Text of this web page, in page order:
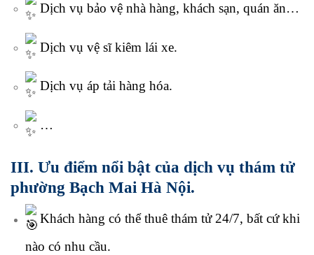
Dịch vụ bảo vệ nhà hàng, khách sạn, quán ăn…
Dịch vụ vệ sĩ kiêm lái xe.
Dịch vụ áp tải hàng hóa.
…
III. Ưu điểm nổi bật của dịch vụ thám tử
phường Bạch Mai Hà Nội.
Khách hàng có thể thuê thám tử 24/7, bất cứ khi
nào có nhu cầu.